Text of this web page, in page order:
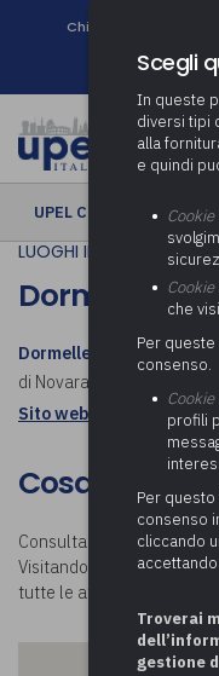
Chi siamo
UPEL CULTURA ›
LUOGHI IN COMUNE
Dormelletto
Dormelletto
è un
di Novara in Piemonte.
Sito web istituzionale:
Cosa visitare
Consulta la mappa e
Visitando la nostra pagina
tutte le attività da fare nei
Scegli
In queste
diversi tipi
alla
e quindi
Cookie
che
Per
consenso.
profili
Per
consenso
cliccando
Troverai
gestione